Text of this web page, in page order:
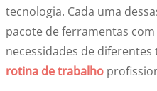
tecnologia. Cada uma
pacote de ferramentas
necessidades de
rotina de trabalho